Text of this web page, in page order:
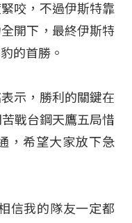
咬，不過伊斯特靠
開下，最終伊斯特
的首勝。
示，勝利的關鍵在
戰台鋼天鷹五局惜
，希望大家放下急
信我的隊友一定都